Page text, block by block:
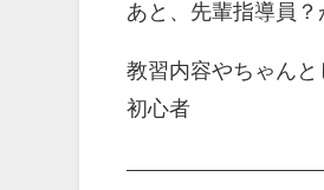
あと、先輩指導員
教習内容やちゃん
初心者